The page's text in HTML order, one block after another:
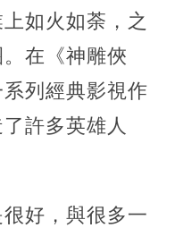
如火如荼，之
在《神雕俠
列經典影視作
許多英雄人
好，與很多一